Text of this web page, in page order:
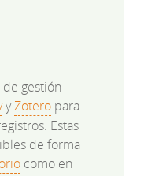
gestión
yZoteropara
Estas
de forma
como en